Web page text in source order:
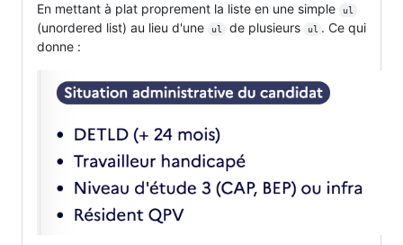
En mettant à plat proprement la liste en une simple ul
(unordered list) au lieu d'une ul de plusieurs ul . Ce qui
donne :